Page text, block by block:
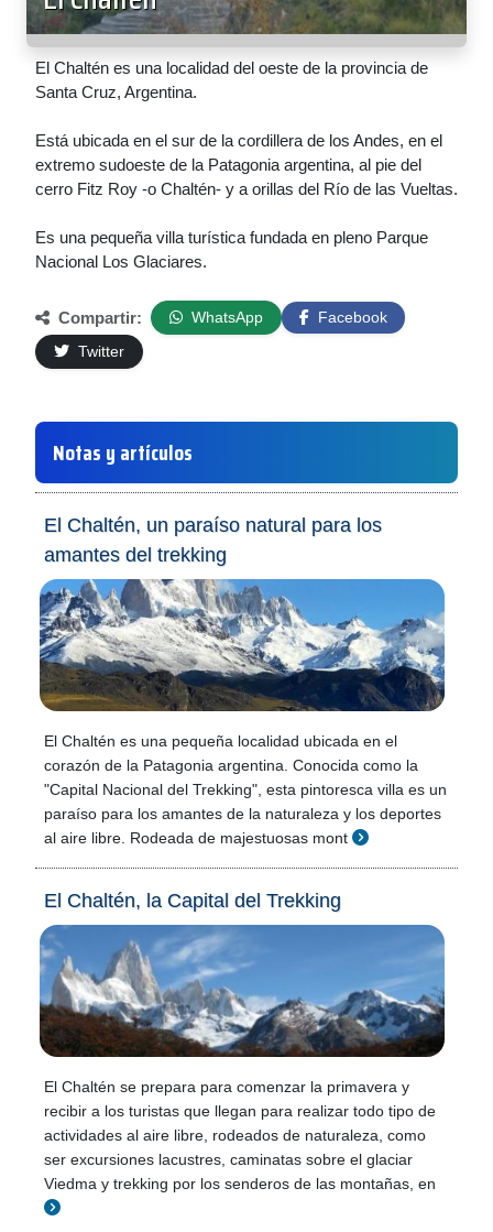
El Chaltén es una localidad del oeste de la provincia de
Santa Cruz, Argentina.
Está ubicada en el sur de la cordillera de los Andes, en el
extremo sudoeste de la Patagonia argentina, al pie del
cerro Fitz Roy -o Chaltén- y a orillas del Río de las Vueltas.
Es una pequeña villa turística fundada en pleno Parque
Nacional Los Glaciares.
Compartir: WhatsApp
Facebook
Twitter
Notas y artículos
El Chaltén, un paraíso natural para los
amantes del trekking
El Chaltén es una pequeña localidad ubicada en el
corazón de la Patagonia argentina. Conocida como la
"Capital Nacional del Trekking", esta pintoresca villa es un
paraíso para los amantes de la naturaleza y los deportes
al aire libre. Rodeada de majestuosas mont
El Chaltén, la Capital del Trekking
El Chaltén se prepara para comenzar la primavera y
recibir a los turistas que llegan para realizar todo tipo de
actividades al aire libre, rodeados de naturaleza, como
ser excursiones lacustres, caminatas sobre el glaciar
Viedma y trekking por los senderos de las montañas, en